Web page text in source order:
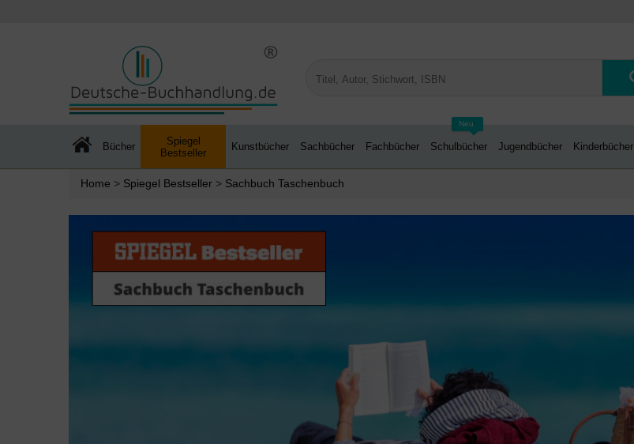
Bücher
Spiegel
Bestseller
Kunstbücher Sachbücher Fachbücher
Neu
Schulbücher Jugendbücher Kinderbücher
Home > Spiegel Bestseller > Sachbuch Taschenbuch